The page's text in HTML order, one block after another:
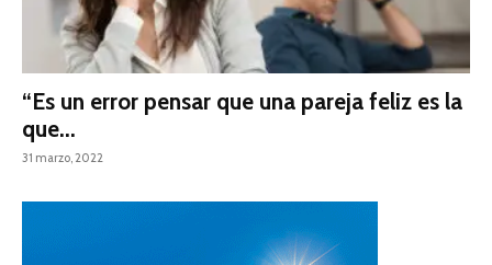
“Es un error pensar que una pareja feliz es la
que...
31 marzo, 2022